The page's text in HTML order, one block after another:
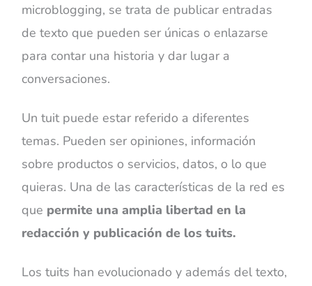
microblogging, se trata de publicar entradas
de texto que pueden ser únicas o enlazarse
para contar una historia y dar lugar a
conversaciones.
Un tuit puede estar referido a diferentes
temas. Pueden ser opiniones, información
sobre productos o servicios, datos, o lo que
quieras. Una de las características de la red es
que permite una amplia libertad en la
redacción y publicación de los tuits.
Los tuits han evolucionado y además del texto,